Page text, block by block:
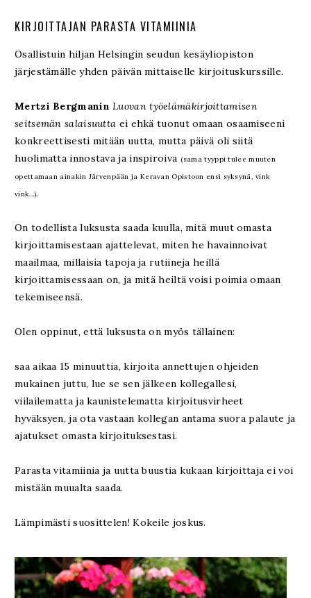
KIRJOITTAJAN PARASTA VITAMIINIA
Osallistuin hiljan Helsingin seudun kesäyliopiston
järjestämälle yhden päivän mittaiselle kirjoituskurssille.
Mertzi Bergmanin Luovan työelämäkirjoittamisen
seitsemän salaisuutta ei ehkä tuonut omaan osaamiseeni
konkreettisesti mitään uutta, mutta päivä oli siitä
huolimatta innostava ja inspiroiva (sama tyyppi tulee muuten
opettamaan ainakin Järvenpään ja Keravan Opistoon ensi syksynä, vink
vink...).
On todellista luksusta saada kuulla, mitä muut omasta
kirjoittamisestaan ajattelevat, miten he havainnoivat
maailmaa, millaisia tapoja ja rutiineja heillä
kirjoittamisessaan on, ja mitä heiltä voisi poimia omaan
tekemiseensä.
Olen oppinut, että luksusta on myös tällainen:
saa aikaa 15 minuuttia, kirjoita annettujen ohjeiden
mukainen juttu, lue se sen jälkeen kollegallesi,
viilailematta ja kaunistelematta kirjoitusvirheet
hyväksyen, ja ota vastaan kollegan antama suora palaute ja
ajatukset omasta kirjoituksestasi.
Parasta vitamiinia ja uutta buustia kukaan kirjoittaja ei voi
mistään muualta saada.
Lämpimästi suosittelen! Kokeile joskus.